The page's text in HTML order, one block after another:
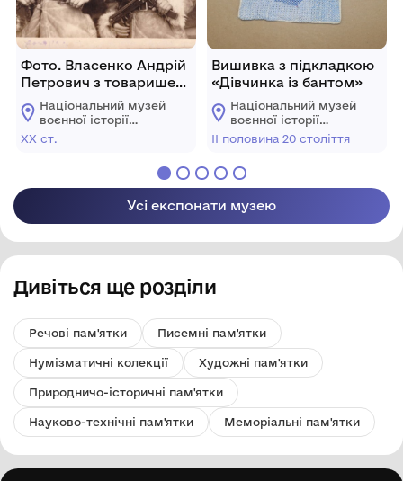
Фото. Власенко Андрій
Петрович з товаришем
по службі.
Національний музей
воєнної історії
Слобожанщини
ХХ ст.
Вишивка з підкладкою
«Дівчинка із бантом»
Національний музей
воєнної історії
Слобожанщини
ІІ половина 20 століття
Усі експонати музею
Дивіться ще розділи
Речові пам'ятки Писемні пам'ятки
Нумізматичні колекції Художні пам'ятки
Природничо-історичні пам'ятки
Науково-технічні пам'ятки Меморіальні пам'ятки